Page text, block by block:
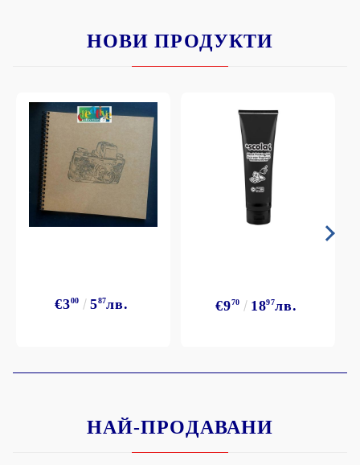
НОВИ ПРОДУКТИ
€300 587лв. €970 1897лв.
НАЙ-ПРОДАВАНИ